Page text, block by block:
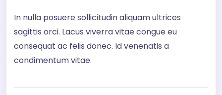
In nulla posuere sollicitudin aliquam ultrices
sagittis orci. Lacus viverra vitae congue eu
consequat ac felis donec. Id venenatis a
condimentum vitae.